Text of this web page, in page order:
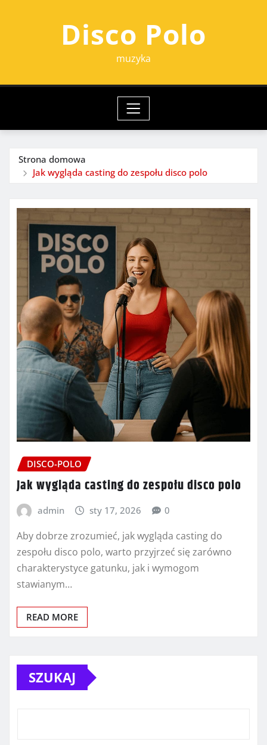
Disco Polo
muzyka
Strona domowa
Jak wygląda casting do zespołu disco polo
DISCO-POLO
Jak wygląda casting do zespołu disco polo
admin sty 17, 2026 0
Aby dobrze zrozumieć, jak wygląda casting do
zespołu disco polo, warto przyjrzeć się zarówno
charakterystyce gatunku, jak i wymogom
stawianym…
READ MORE
SZUKAJ